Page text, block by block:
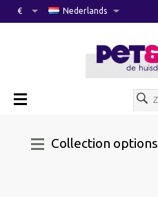
Nederlands
€
Collection options